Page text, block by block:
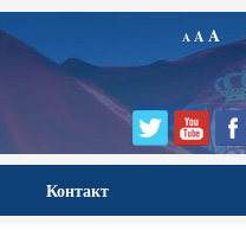
A A A
Контакт